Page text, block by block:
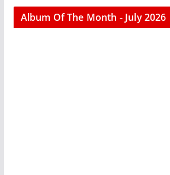
Album Of The Month - July 2026